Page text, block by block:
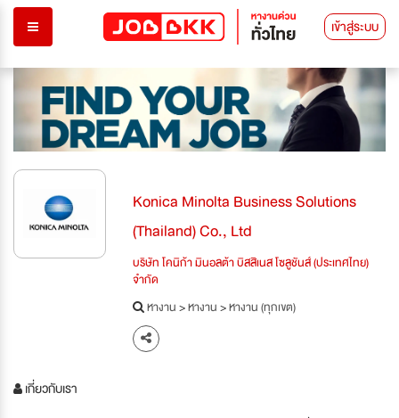
เข้าสู่ระบบ
Konica Minolta Business Solutions
(Thailand) Co., Ltd
บริษัท โคนิก้า มินอลต้า บิสสิเนส โซลูชันส์ (ประเทศไทย)
จำกัด
หางาน>หางาน>หางาน (ทุกเขต)
เกี่ยวกับเรา